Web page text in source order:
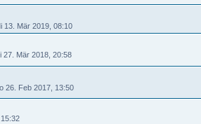
13. Mär 2019, 08:10
27. Mär 2018, 20:58
26. Feb 2017, 13:50